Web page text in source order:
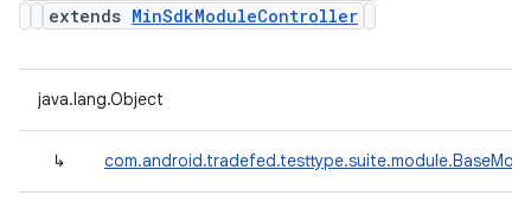
extends MinSdkModuleController
java.lang.Object
↳